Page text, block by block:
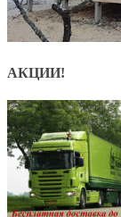
АКЦИИ!